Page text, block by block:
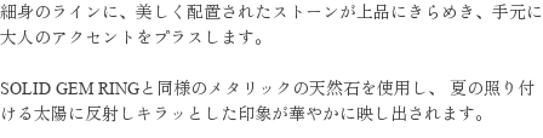
細身のラインに、美しく配置されたストーンが上品にきらめき、手元に
大人のアクセントをプラスします。
SOLID GEM RINGと同様のメタリックの天然石を使用し、 夏の照り付
ける太陽に反射しキラッとした印象が華やかに映し出されます。